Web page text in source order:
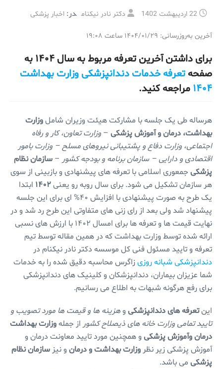
22 اردیبهشت 1402 دکتر نادر نیکنام در: اخبار پزشکی
آخرین به‌روزرسانی: ۱۴۰۴/۰۱/۲۹ ساعت ۱۹:۰۸
برای داشتن آخرین تعرفه مربوط به سال ۱۴۰۴ به
صفحهتعرفه خدمات دندانپزشکی وزارت بهداشت
۱۴۰۴ مراجعه کنید.
هرساله طی یک جلسه با مشارکت هیئت وزیران شاملوزارت
بهداشت، درمان و آموزش پزشکی – وزارت تعاون، کار و رفاه
اجتماعی، وزارت دفاع و پشتیبانی نیروهای مسلح – وزارت بامور
اقتصادی و دارایی – سازمان برنامه و بودجه کشور – سازمان نظام
پزشکی جمعوری اسلامی با تعرفه های پیشنهادی و بازبینی از سوی
هر سازمان تشکیل می شود. برای سال روبه رو یعنی۱۴۰۲ ابتدا
یک طرح به صورت پیشنهادی با افزایش ۴۰% ای برای این جلسه
پیشنهاد شد ولی بعد از رای زنی های متفاوتی این طرح رد شد و در
نهایت قیمت ها و تعرفه ها برای امسال ۱۴۰۲ با ارزش های نسبی
ارائه شده توسط وزارت بهداشت که در همین مقاله توسط تیم
تعرفه و تایید مسئول فنی کل موسسه دکتر نادر نیکنام در
دندانپزشکی شبانه روزیزاگرس محاسبه دقیق شده را به خدمات
شما عزیزان بیماران، دندانپزشکان و کلینیک های دندانپزشکی
برای رفع هرگونه شبهات به اطلاع می رسانیم.
اینتعرفه های دندانپزشکی وهزینه ها و قیمت ها مورد تصویب و
تایید تمامی وزارت خانه های ذیصلاح کشور از جملهوزارت بهداشت
درمان وآموزش پزشکی و همچنین مورد تایید معاونت درمان و
آموزش پزشکی زیر نظر وزارت بهداشت و درمان و نیز سازمان نظام
پزشکی می باشد.